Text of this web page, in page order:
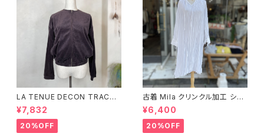
LA TENUE DECON TRACTE
E ブラウンジャケット
¥7,832
20%OFF
古着 Mila クリンクル加工 シャ
ツワンピース
¥6,400
20%OFF